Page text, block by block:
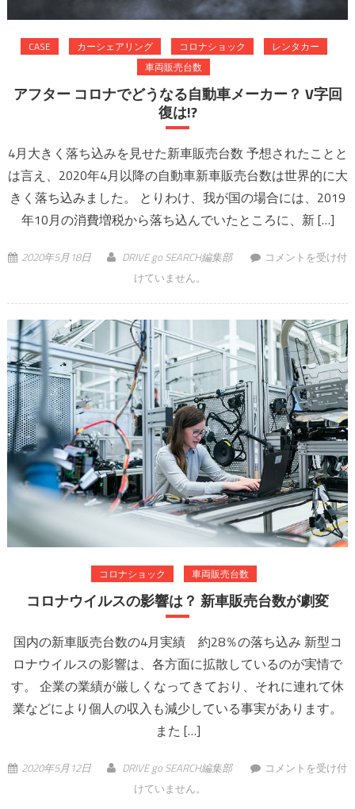
CASE カーシェアリング コロナショック
レンタカー
車両販売台数
アフター コロナでどうなる自動車メーカー？ V字回
復は!?
4月大きく落ち込みを見せた新車販売台数 予想されたことと
は言え、2020年4月以降の自動車新車販売台数は世界的に大
きく落ち込みました。 とりわけ、我が国の場合には、2019
年10月の消費増税から落ち込んでいたところに、新 […]
2020年5月18日 DRIVE go SEARCH編集部
アフター コロナで
コメントを受け付
けていません。
コロナショック 車両販売台数
コロナウイルスの影響は？ 新車販売台数が劇変
国内の新車販売台数の4月実績 約28％の落ち込み 新型コ
ロナウイルスの影響は、各方面に拡散しているのが実情で
す。 企業の業績が厳しくなってきており、それに連れて休
業などにより個人の収入も減少している事実があります。
また […]
2020年5月12日 DRIVE go SEARCH編集部
コロナウイルスの
コメントを受け付
けていません。